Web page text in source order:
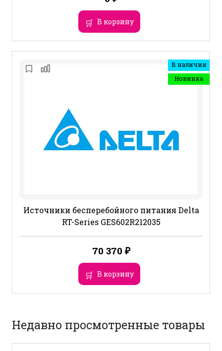
В корзину
В наличии
Новинка
Источники бесперебойного питания Delta
RT-Series GES602R212035
70 370 ₽
В корзину
Недавно просмотренные товары